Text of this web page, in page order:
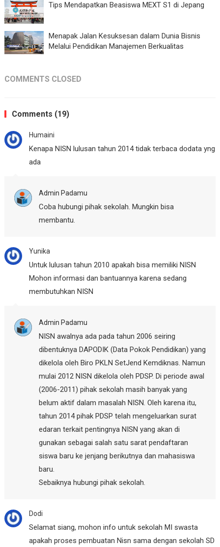
Tips Mendapatkan Beasiswa MEXT S1 di Jepang
Menapak Jalan Kesuksesan dalam Dunia Bisnis
Melalui Pendidikan Manajemen Berkualitas
COMMENTS CLOSED
Comments (19)
Humaini
Kenapa NISN lulusan tahun 2014 tidak terbaca dodata yng
ada
Admin Padamu
Coba hubungi pihak sekolah. Mungkin bisa
membantu.
Yunika
Untuk lulusan tahun 2010 apakah bisa memiliki NISN
Mohon informasi dan bantuannya karena sedang
membutuhkan NISN
Admin Padamu
NISN awalnya ada pada tahun 2006 seiring
dibentuknya DAPODIK (Data Pokok Pendidikan) yang
dikelola oleh Biro PKLN SetJend Kemdiknas. Namun
mulai 2012 NISN dikelola oleh PDSP. Di periode awal
(2006-2011) pihak sekolah masih banyak yang
belum aktif dalam masalah NISN. Oleh karena itu,
tahun 2014 pihak PDSP telah mengeluarkan surat
edaran terkait pentingnya NISN yang akan di
gunakan sebagai salah satu sarat pendaftaran
siswa baru ke jenjang berikutnya dan mahasiswa
baru.
Sebaiknya hubungi pihak sekolah.
Dodi
Selamat siang, mohon info untuk sekolah MI swasta
apakah proses pembuatan Nisn sama dengan sekolah SD